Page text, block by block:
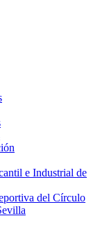
e Industrial de
del Círculo